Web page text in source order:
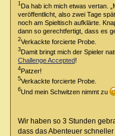
1Da hab ich mich etwas vertan.
veröffentlicht, also zwei Tage
noch am Spieltisch aufklärte.
dann so gerechtfertigt, dass es
2Verkackte forcierte Probe.
3Damit bringt mich der Spieler
Challenge Accepted!
4Patzer!
5Verkackte forcierte Probe.
6Und mein Schwitzen nimmt zu
Wir haben so 3 Stunden
dass das Abenteuer